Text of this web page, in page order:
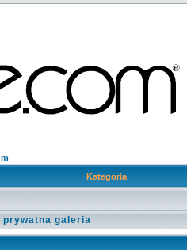
Kategoria
prywatna galeria